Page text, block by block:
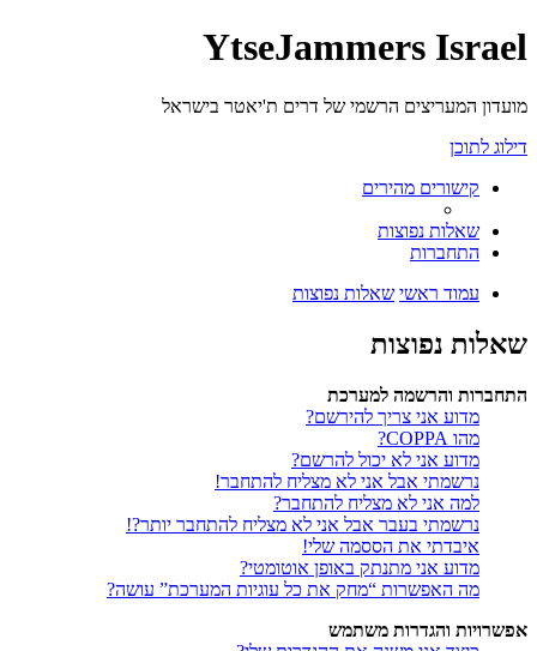
YtseJammers Israel
מועדון המעריצים הרשמי של דרים ת'יאטר בישראל
דילוג לתוכן
קישורים מהירים
שאלות נפוצות
התחברות
עמוד ראשי שאלות נפוצות
שאלות נפוצות
התחברות והרשמה למערכת
מדוע אני צריך להירשם?
מהו COPPA?
מדוע אני לא יכול להרשם?
נרשמתי אבל אני לא מצליח להתחבר!
למה אני לא מצליח להתחבר?
נרשמתי בעבר אבל אני לא מצליח להתחבר יותר?!
איבדתי את הססמה שלי!
מדוע אני מתנתק באופן אוטומטי?
מה האפשרות “מחק את כל עוגיות המערכת” עושה?
אפשרויות והגדרות משתמש